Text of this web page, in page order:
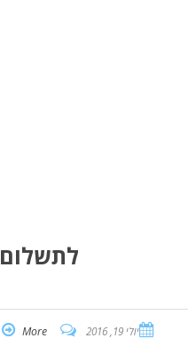
לתשלום
יולי 19, 2016 More